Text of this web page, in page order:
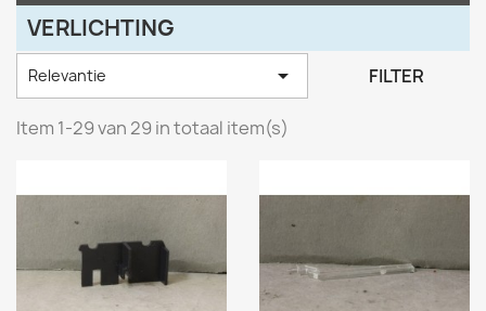
VERLICHTING
Relevantie  FILTER
Item 1-29 van 29 in totaal item(s)